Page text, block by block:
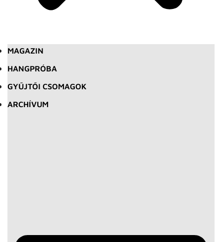
MAGAZIN
HANGPRÓBA
GYŰJTŐI CSOMAGOK
ARCHÍVUM